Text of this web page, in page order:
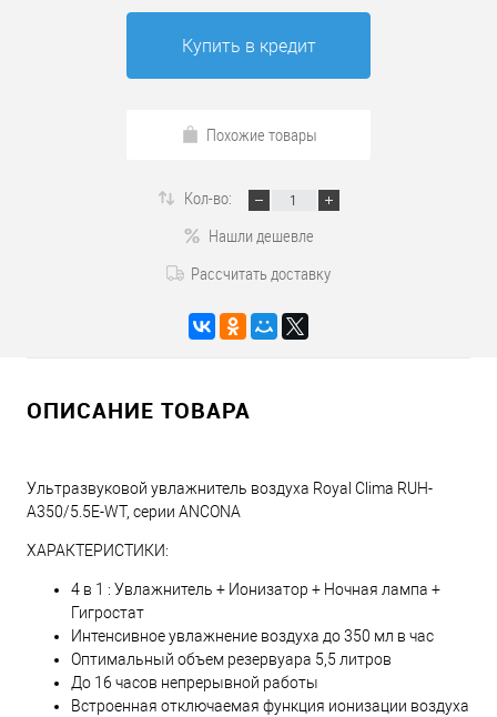
Купить в кредит
Похожие товары
Кол-во:
Нашли дешевле
Рассчитать доставку
ОПИСАНИЕ ТОВАРА
Ультразвуковой увлажнитель воздуха Royal Clima RUH-
A350/5.5E-WT, серии ANCONA
ХАРАКТЕРИСТИКИ:
4 в 1 : Увлажнитель + Ионизатор + Ночная лампа +
Гигростат
Интенсивное увлажнение воздуха до 350 мл в час
Оптимальный объем резервуара 5,5 литров
До 16 часов непрерывной работы
Встроенная отключаемая функция ионизации воздуха